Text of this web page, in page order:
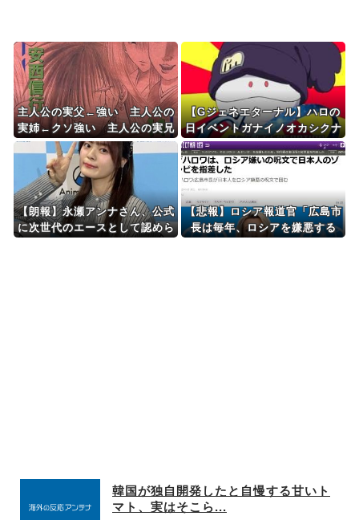
Powered by livedoor 相互RSS
主人公の実父←強い 主人公の
実姉←クソ強い 主人公の実兄
←こいつ
【Gジェネエターナル】ハロの
日イベントガナイノオカシクナ
イ？
【朗報】永瀬アンナさん、公式
に次世代のエースとして認めら
【悲報】ロシア報道官「広島市
長は毎年、ロシアを嫌悪する
韓国が独自開発したと自慢する甘いト
マト、実はそこら...